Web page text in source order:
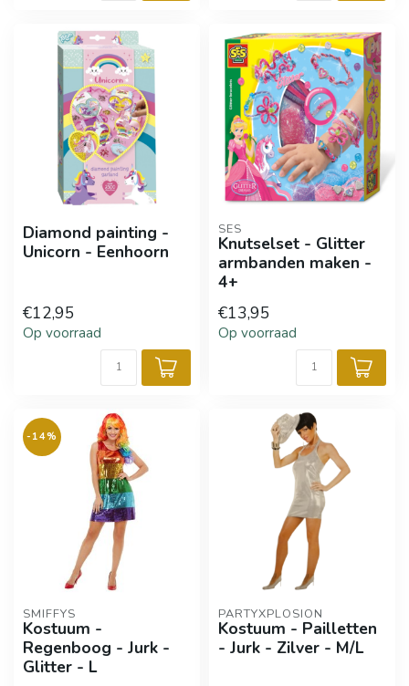
Diamond painting -
Unicorn - Eenhoorn
€12,95
Op voorraad
SES
Knutselset - Glitter
armbanden maken -
4+
€13,95
Op voorraad
-14%
SMIFFYS
Kostuum -
Regenboog - Jurk -
Glitter - L
PARTYXPLOSION
Kostuum - Pailletten
- Jurk - Zilver - M/L